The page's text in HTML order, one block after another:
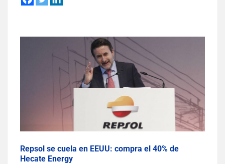
Repsol se cuela en EEUU: compra el 40% de
Hecate Energy